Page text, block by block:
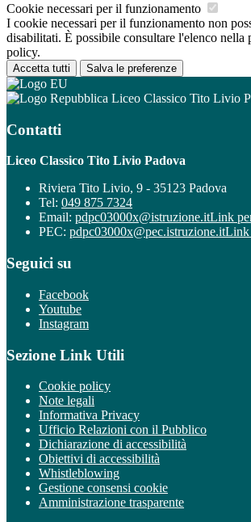
Cookie necessari per il funzionamento
I cookie necessari per il funzionamento non
disabilitati. È possibile consultare l'elenco nella
policy.
Accetta tutti Salva le preferenze
Liceo Classico Tito Livio
Contatti
Liceo Classico Tito Livio Padova
Riviera Tito Livio, 9 - 35123 Padova
Tel: 049 875 7324
Email: pdpc03000x@istruzione.itLink
PEC: pdpc03000x@pec.istruzione.itLink
Seguici su
Facebook
Youtube
Instagram
Sezione Link Utili
Cookie policy
Note legali
Informativa Privacy
Ufficio Relazioni con il Pubblico
Dichiarazione di accessibilità
Obiettivi di accessibilità
Whistleblowing
Gestione consensi cookie
Amministrazione trasparente